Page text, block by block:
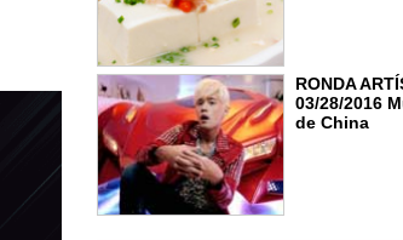
RONDA
03/28/2016
de China